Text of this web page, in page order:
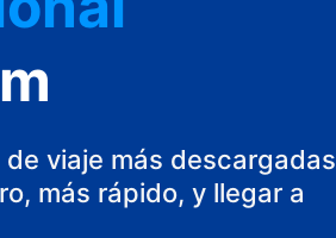
viaje más descargadas
más rápido, y llegar a